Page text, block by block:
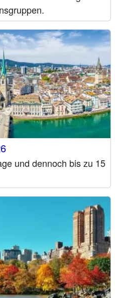
und dennoch bis zu 15